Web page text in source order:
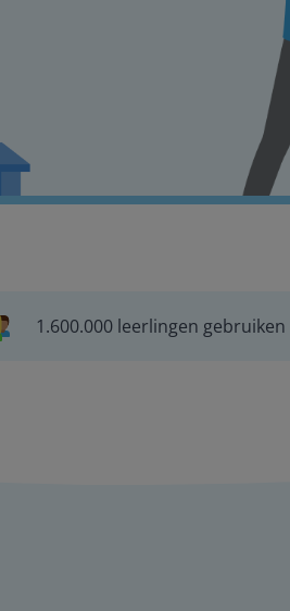
1.600.000 leerlingen gebruiken